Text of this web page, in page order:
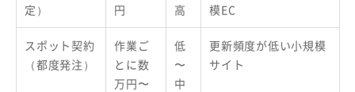
定）
円
高
模EC
スポット契約
（都度発注）
作業ご
とに数
万円〜
低
〜
中
更新頻度が低い小規模
サイト